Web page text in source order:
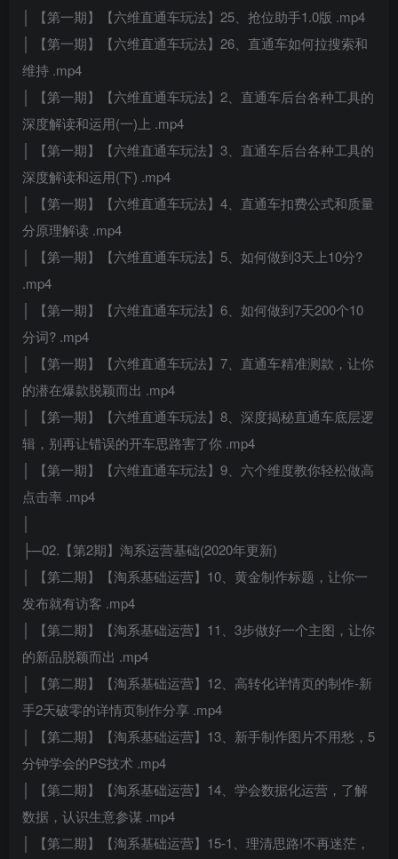
│ 【第一期】【六维直通车玩法】25、抢位助手1.0版 .mp4
│ 【第一期】【六维直通车玩法】26、直通车如何拉搜索和
维持 .mp4
│ 【第一期】【六维直通车玩法】2、直通车后台各种工具的
深度解读和运用(一)上 .mp4
│ 【第一期】【六维直通车玩法】3、直通车后台各种工具的
深度解读和运用(下) .mp4
│ 【第一期】【六维直通车玩法】4、直通车扣费公式和质量
分原理解读 .mp4
│ 【第一期】【六维直通车玩法】5、如何做到3天上10分?
.mp4
│ 【第一期】【六维直通车玩法】6、如何做到7天200个10
分词? .mp4
│ 【第一期】【六维直通车玩法】7、直通车精准测款，让你
的潜在爆款脱颖而出 .mp4
│ 【第一期】【六维直通车玩法】8、深度揭秘直通车底层逻
辑，别再让错误的开车思路害了你 .mp4
│ 【第一期】【六维直通车玩法】9、六个维度教你轻松做高
点击率 .mp4
├─02.【第2期】淘系运营基础(2020年更新)
│ 【第二期】【淘系基础运营】10、黄金制作标题，让你一
发布就有访客 .mp4
│ 【第二期】【淘系基础运营】11、3步做好一个主图，让你
的新品脱颖而出 .mp4
│ 【第二期】【淘系基础运营】12、高转化详情页的制作-新
手2天破零的详情页制作分享 .mp4
│ 【第二期】【淘系基础运营】13、新手制作图片不用愁，5
分钟学会的PS技术 .mp4
│ 【第二期】【淘系基础运营】14、学会数据化运营，了解
数据，认识生意参谋 .mp4
│ 【第二期】【淘系基础运营】15-1、理清思路!不再迷茫，